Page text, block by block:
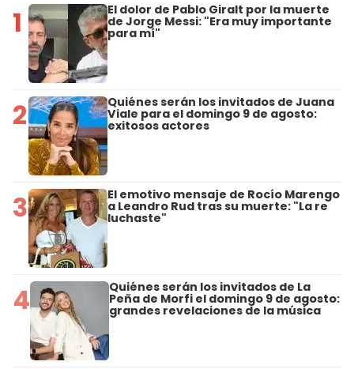
1 El dolor de Pablo Giralt por la muerte
de Jorge Messi: "Era muy importante
para mí"
2 Quiénes serán los invitados de Juana
Viale para el domingo 9 de agosto:
exitosos actores
3 El emotivo mensaje de Rocío Marengo
a Leandro Rud tras su muerte: "La re
luchaste"
4 Quiénes serán los invitados de La
Peña de Morfi el domingo 9 de agosto:
grandes revelaciones de la música